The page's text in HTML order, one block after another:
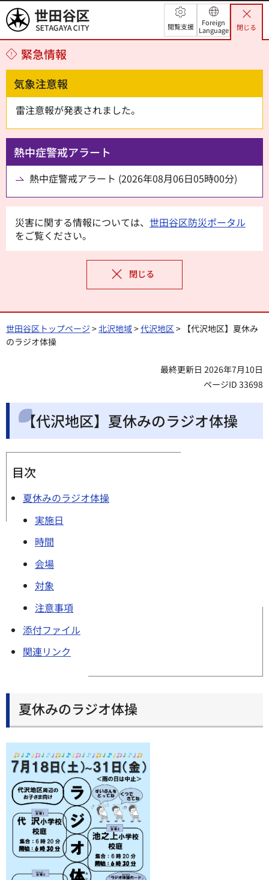
世田谷区 閲覧支援
Foreign
Language
閉じる
緊急情報
気象注意報
雷注意報が発表されました。
熱中症警戒アラート
熱中症警戒アラート (2026年08月06日05時00分)
災害に関する情報については、 世田谷区防災ポータル
をご覧ください。
閉じる
世田谷区トップページ >北沢地域>代沢地区> 【代沢地区】夏休み
のラジオ体操
最終更新日 2026年7月10日
ページID 33698
【代沢地区】夏休みのラジオ体操
目次
夏休みのラジオ体操
実施日
時間
会場
対象
注意事項
添付ファイル
関連リンク
夏休みのラジオ体操